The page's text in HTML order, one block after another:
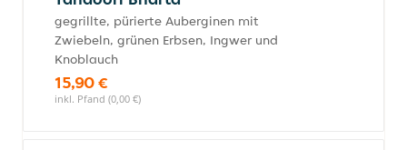
gegrillte, pürierte Auberginen mit
Zwiebeln, grünen Erbsen, Ingwer und
Knoblauch
15,90 €
inkl. Pfand (0,00 €)